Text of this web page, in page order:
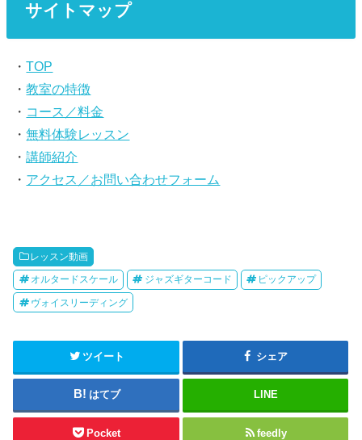
サイトマップ
・TOP
・教室の特徴
・ コース／料金
・無料体験レッスン
・講師紹介
・ アクセス／お問い合わせフォーム
レッスン動画
オルタードスケール ジャズギターコード ピックアップ
ヴォイスリーディング
ツイート シェア
はてブ LINE
Pocket feedly